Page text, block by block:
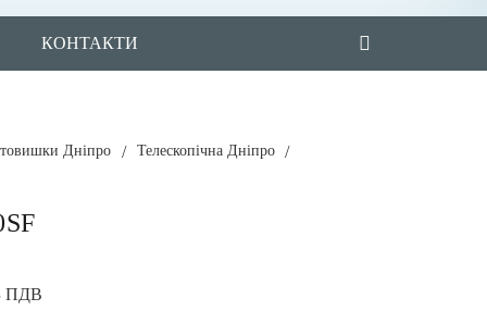
КОНТАКТИ
Дніпро / Телескопічна Дніпро /
ПДВ